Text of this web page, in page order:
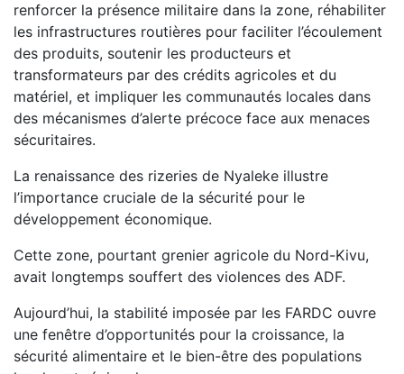
renforcer la présence militaire dans la zone, réhabiliter
les infrastructures routières pour faciliter l’écoulement
des produits, soutenir les producteurs et
transformateurs par des crédits agricoles et du
matériel, et impliquer les communautés locales dans
des mécanismes d’alerte précoce face aux menaces
sécuritaires.
La renaissance des rizeries de Nyaleke illustre
l’importance cruciale de la sécurité pour le
développement économique.
Cette zone, pourtant grenier agricole du Nord-Kivu,
avait longtemps souffert des violences des ADF.
Aujourd’hui, la stabilité imposée par les FARDC ouvre
une fenêtre d’opportunités pour la croissance, la
sécurité alimentaire et le bien-être des populations